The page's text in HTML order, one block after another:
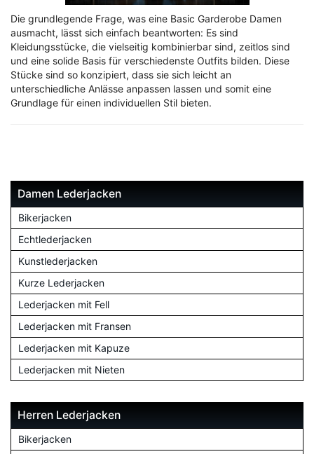
Die grundlegende Frage, was eine Basic Garderobe Damen
ausmacht, lässt sich einfach beantworten: Es sind
Kleidungsstücke, die vielseitig kombinierbar sind, zeitlos sind
und eine solide Basis für verschiedenste Outfits bilden. Diese
Stücke sind so konzipiert, dass sie sich leicht an
unterschiedliche Anlässe anpassen lassen und somit eine
Grundlage für einen individuellen Stil bieten.
Damen Lederjacken
Bikerjacken
Echtlederjacken
Kunstlederjacken
Kurze Lederjacken
Lederjacken mit Fell
Lederjacken mit Fransen
Lederjacken mit Kapuze
Lederjacken mit Nieten
Herren Lederjacken
Bikerjacken